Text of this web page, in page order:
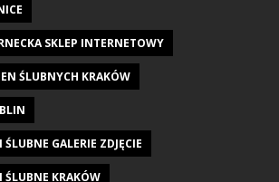
SKLEP INTERNETOWY
ŚLUBNYCH KRAKÓW
GALERIE ZDJĘCIE
ŚLUBNE KRAKÓW